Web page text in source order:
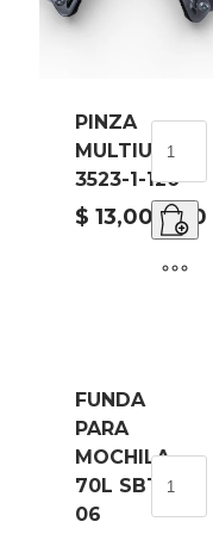
PINZA
MULTIUSO
3523-1-120
$ 13,000.00
3523-
1-
120
FUNDA
PARA
MOCHILA
70L SBT-
06
FUNDA
PARA